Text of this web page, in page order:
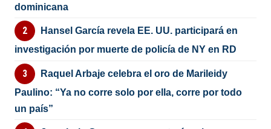
dominicana
Hansel García revela EE. UU. participará en
investigación por muerte de policía de NY en RD
Raquel Arbaje celebra el oro de Marileidy
Paulino: “Ya no corre solo por ella, corre por todo
un país”